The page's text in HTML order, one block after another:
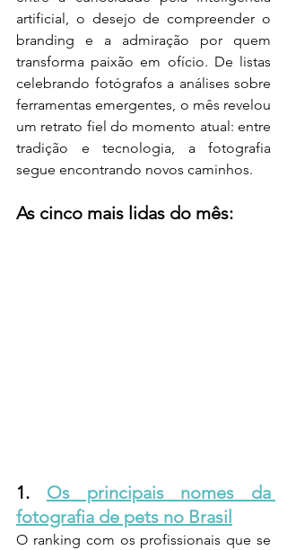
artificial, o desejo de compreender o
branding e a admiração por quem
transforma paixão em ofício. De listas
celebrando fotógrafos a análises sobre
ferramentas emergentes, o mês revelou
um retrato fiel do momento atual: entre
tradição e tecnologia, a fotografia
segue encontrando novos caminhos.
As cinco mais lidas do mês:
1. Os principais nomes da
fotografia de pets no Brasil
O ranking com os profissionais que se